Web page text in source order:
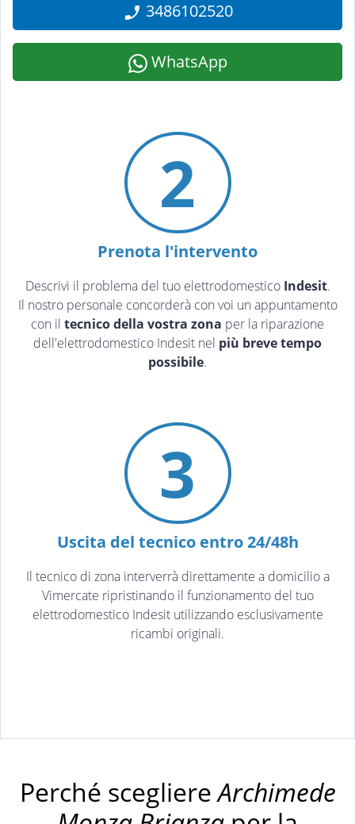
3486102520
WhatsApp
2
Prenota l'intervento
Descrivi il problema del tuo elettrodomestico Indesit.
Il nostro personale concorderà con voi un appuntamento
con il tecnico della vostra zona per la riparazione
dell'elettrodomestico Indesit nel più breve tempo
possibile.
3
Uscita del tecnico entro 24/48h
Il tecnico di zona interverrà direttamente a domicilio a
Vimercate ripristinando il funzionamento del tuo
elettrodomestico Indesit utilizzando esclusivamente
ricambi originali.
Perché scegliereArchimede